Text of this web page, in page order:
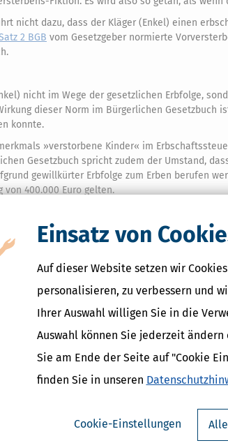
Einsatz von
Auf dieser Website setzen wir
personalisieren, zu verbessern und
Ihrer Auswahl willigen Sie in die
Auswahl können Sie jederzeit
Sie am Ende der Seite auf "Cookie
finden Sie in unseren
Cookie-Einstellungen
nicht dazu, dass der Kläger (Enkel) einen
2 BGB vom Gesetzgeber normierte
nicht im Wege der gesetzlichen Erbfolge,
dieser Norm im Bürgerlichen Gesetzbuch
konnte.
»verstorbene Kinder« im
Gesetzbuch spricht zudem der Umstand,
gewillkürter Erbfolge zum Erben berufen
400.000 Euro gelten.
Euro doppelt in Anspruch genommen werden
Fiktion zugestanden werden würde. Eine
ging das Gericht hier davon aus, dass dem
Wortlaut im Erbschaftsteuergesetzes steht der
nicht den Zusatz, dass auch Kinder als
vorverstorbene Kinder eines Erblassers.
Zivilrecht
Vorversterbens-Fiktion des§ 2346 Abs.
aufgrund der Regelung des